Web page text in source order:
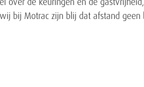
bij Motrac zijn blij dat afstand